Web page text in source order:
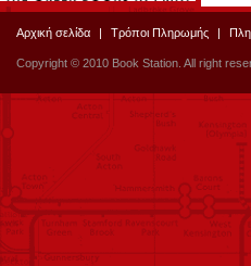
Αρχική σελίδα | Τρόποι Πληρωμής |
Copyright © 2010 Book Station. All right